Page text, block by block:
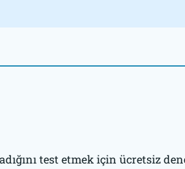
test etmek için ücretsiz